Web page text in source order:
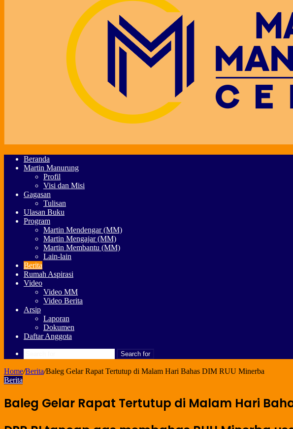
Beranda
Martin Manurung
Profil
Visi dan Misi
Gagasan
Tulisan
Ulasan Buku
Program
Martin Mendengar (MM)
Martin Mengajar (MM)
Martin Membantu (MM)
Lain-lain
Berita
Rumah Aspirasi
Video
Video MM
Video Berita
Arsip
Laporan
Dokumen
Daftar Anggota
Search for
Home/Berita/Baleg Gelar Rapat Tertutup di Malam Hari Bahas DIM RUU Minerba
Berita
Baleg Gelar Rapat Tertutup di Malam Hari